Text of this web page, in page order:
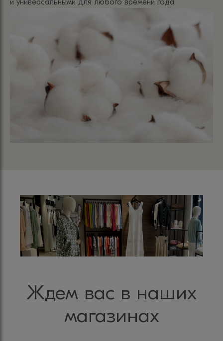
и универсальными для любого времени года.
Ждем вас в наших
магазинах